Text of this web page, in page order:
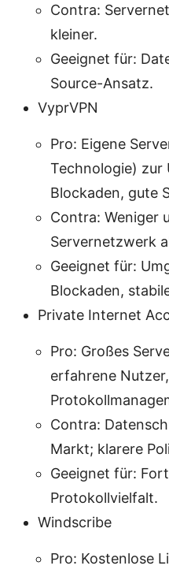
Contra:
kleiner.
Geeignet für:
Source-Ansatz.
VyprVPN
Pro: Eigene
Technologie) zur
Blockaden, gute
Contra: Weniger
Servernetzwerk
Geeignet für:
Blockaden,
Private Internet
Pro: Großes
erfahrene
Contra:
Markt; klarere
Geeignet für:
Protokollvielfalt.
Windscribe
Pro: Kostenlose